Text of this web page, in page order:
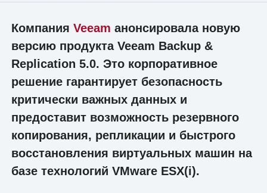
Компания Veeam анонсировала новую
версию продукта Veeam Backup &
Replication 5.0. Это корпоративное
решение гарантирует безопасность
критически важных данных и
предоставит возможность резервного
копирования, репликации и быстрого
восстановления виртуальных машин на
базе технологий VMware ESX(i).